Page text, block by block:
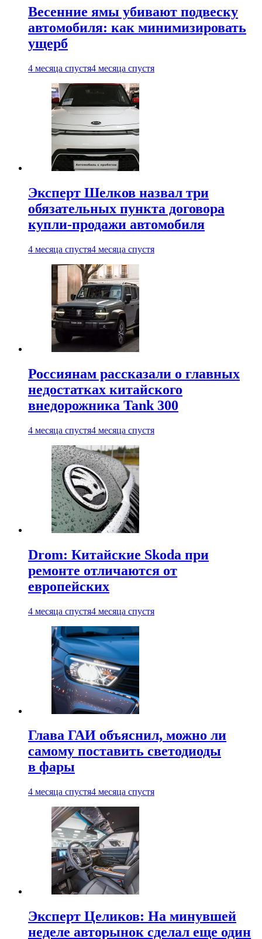
Весенние ямы убивают подвеску
автомобиля: как минимизировать
ущерб
4 месяца спустя4 месяца спустя
Эксперт Шелков назвал три
обязательных пункта договора
купли-продажи автомобиля
4 месяца спустя4 месяца спустя
Россиянам рассказали о главных
недостатках китайского
внедорожника Tank 300
4 месяца спустя4 месяца спустя
Drom: Китайские Skoda при
ремонте отличаются от
европейских
4 месяца спустя4 месяца спустя
Глава ГАИ объяснил, можно ли
самому поставить светодиоды
в фары
4 месяца спустя4 месяца спустя
Эксперт Целиков: На минувшей
неделе авторынок сделал еще один